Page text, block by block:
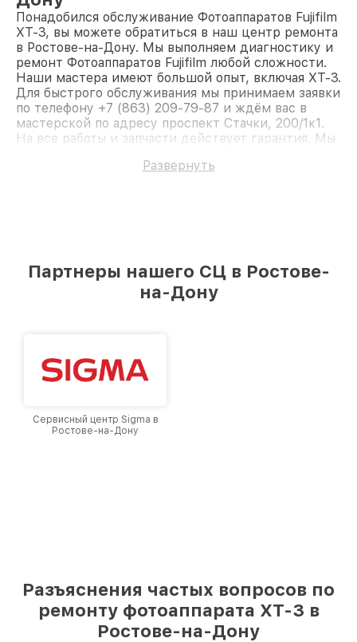
Понадобился обслуживание Фотоаппаратов Fujifilm
XT-3, вы можете обратиться в наш центр ремонта
в Ростове-на-Дону. Мы выполняем диагностику и
ремонт Фотоаппаратов Fujifilm любой сложности.
Наши мастера имеют большой опыт, включая XT-3.
Для быстрого обслуживания мы принимаем заявки
по телефону +7 (863) 209-79-87 и ждём вас в
мастерской по адресу проспект Стачки, 200/1к1.
На все работы и запчасти действует гарантия. Мы
Развернуть
Партнеры нашего СЦ в Ростове-
на-Дону
Сервисный центр Sigma в
Ростове-на-Дону
Разъяснения частых вопросов по
ремонту фотоаппарата XT-3 в
Ростове-на-Дону